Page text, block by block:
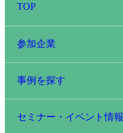
TOP
参加企業
事例を探す
セミナー・イベント情報